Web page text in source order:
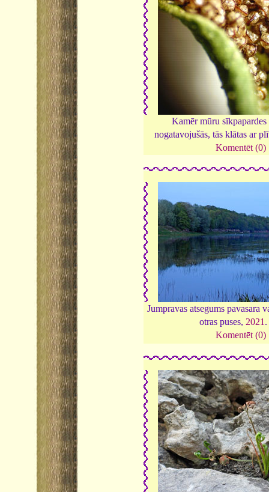
Kamēr mūru sīkpapardes
nogatavojušās, tās klātas ar
Komentēt (0)
Jumpravas atsegums pavasara
otras puses, 2021
Komentēt (0)